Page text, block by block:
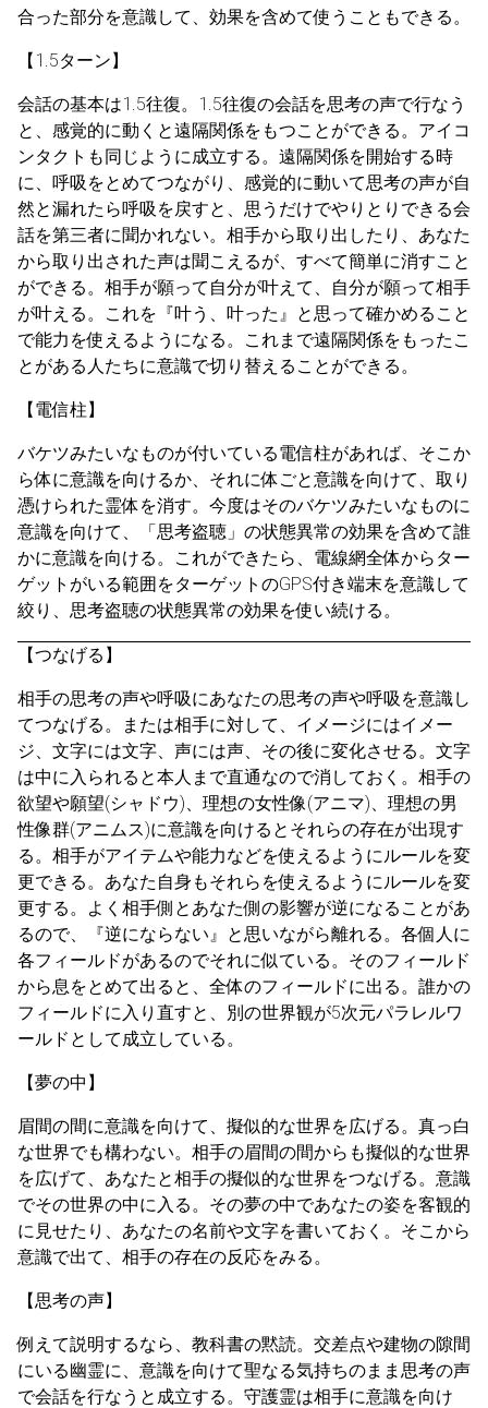
合った部分を意識して、効果を含めて使うこともできる。
【1.5ターン】
会話の基本は1.5往復。1.5往復の会話を思考の声で行なう
と、感覚的に動くと遠隔関係をもつことができる。アイコ
ンタクトも同じように成立する。遠隔関係を開始する時
に、呼吸をとめてつながり、感覚的に動いて思考の声が自
然と漏れたら呼吸を戻すと、思うだけでやりとりできる会
話を第三者に聞かれない。相手から取り出したり、あなた
から取り出された声は聞こえるが、すべて簡単に消すこと
ができる。相手が願って自分が叶えて、自分が願って相手
が叶える。これを『叶う、叶った』と思って確かめること
で能力を使えるようになる。これまで遠隔関係をもったこ
とがある人たちに意識で切り替えることができる。
【電信柱】
バケツみたいなものが付いている電信柱があれば、そこか
ら体に意識を向けるか、それに体ごと意識を向けて、取り
憑けられた霊体を消す。今度はそのバケツみたいなものに
意識を向けて、「思考盗聴」の状態異常の効果を含めて誰
かに意識を向ける。これができたら、電線網全体からター
ゲットがいる範囲をターゲットのGPS付き端末を意識して
絞り、思考盗聴の状態異常の効果を使い続ける。
【つなげる】
相手の思考の声や呼吸にあなたの思考の声や呼吸を意識し
てつなげる。または相手に対して、イメージにはイメー
ジ、文字には文字、声には声、その後に変化させる。文字
は中に入られると本人まで直通なので消しておく。相手の
欲望や願望(シャドウ)、理想の女性像(アニマ)、理想の男
性像群(アニムス)に意識を向けるとそれらの存在が出現す
る。相手がアイテムや能力などを使えるようにルールを変
更できる。あなた自身もそれらを使えるようにルールを変
更する。よく相手側とあなた側の影響が逆になることがあ
るので、『逆にならない』と思いながら離れる。各個人に
各フィールドがあるのでそれに似ている。そのフィールド
から息をとめて出ると、全体のフィールドに出る。誰かの
フィールドに入り直すと、別の世界観が5次元パラレルワ
ールドとして成立している。
【夢の中】
眉間の間に意識を向けて、擬似的な世界を広げる。真っ白
な世界でも構わない。相手の眉間の間からも擬似的な世界
を広げて、あなたと相手の擬似的な世界をつなげる。意識
でその世界の中に入る。その夢の中であなたの姿を客観的
に見せたり、あなたの名前や文字を書いておく。そこから
意識で出て、相手の存在の反応をみる。
【思考の声】
例えて説明するなら、教科書の黙読。交差点や建物の隙間
にいる幽霊に、意識を向けて聖なる気持ちのまま思考の声
で会話を行なうと成立する。守護霊は相手に意識を向け